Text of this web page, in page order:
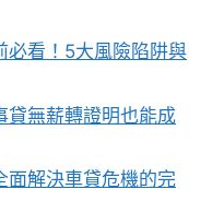
必看！5大風險陷阱與
貸無薪轉證明也能成
面解決車貸危機的完